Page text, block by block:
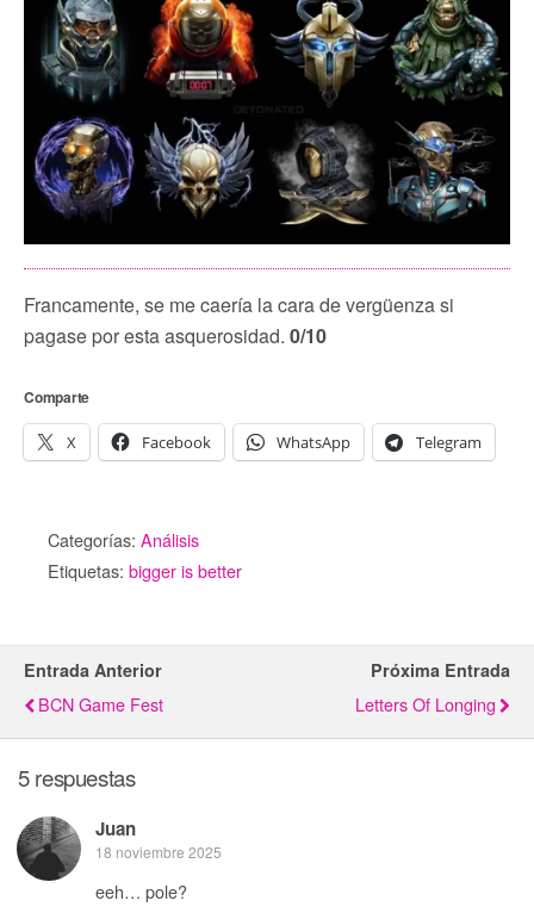
Francamente, se me caería la cara de vergüenza si
pagase por esta asquerosidad. 0/10
Comparte
X Facebook WhatsApp Telegram
Categorías: Análisis
Etiquetas: bigger is better
Entrada Anterior
BCN Game Fest
Próxima Entrada
Letters Of Longing
5 respuestas
Juan
18 noviembre 2025
eeh… pole?